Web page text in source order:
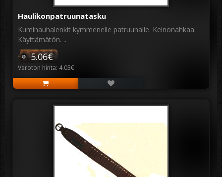
Haulikonpatruunatasku
Kuminauhalenkit kymmenelle patruunalle. Keinonahkaa.
Käyttämätön. ..
5.06€
Veroton hinta: 4.03€